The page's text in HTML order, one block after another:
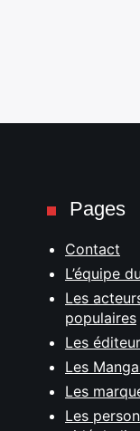
Pages
Contact
L’équipe
Les
populaires
Les
Les
Les
Les